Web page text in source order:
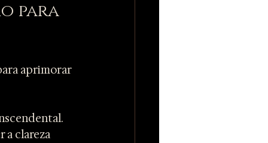
para
aprimorar
a clareza